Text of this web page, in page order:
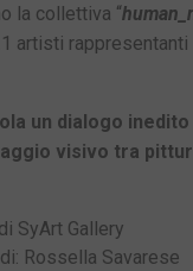
la collettiva “
artisti
un dialogo
visivo tra
SyArt Gallery
Rossella Savarese